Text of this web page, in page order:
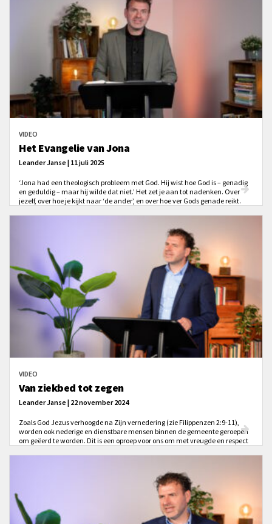
VIDEO
Het Evangelie van Jona
Leander Janse | 11 juli 2025
‘Jona had een theologisch probleem met God. Hij wist hoe God is – genadig
en geduldig – maar hij wilde dat niet.’ Het zet je aan tot nadenken. Over
jezelf, over hoe je kijkt naar ‘de ander’, en over hoe ver Gods genade reikt.
VIDEO
Van ziekbed tot zegen
Leander Janse | 22 november 2024
Zoals God Jezus verhoogde na Zijn vernedering (zie Filippenzen 2:9-11),
worden ook nederige en dienstbare mensen binnen de gemeente geroepen
om geëerd te worden. Dit is een oproep voor ons om met vreugde en respect